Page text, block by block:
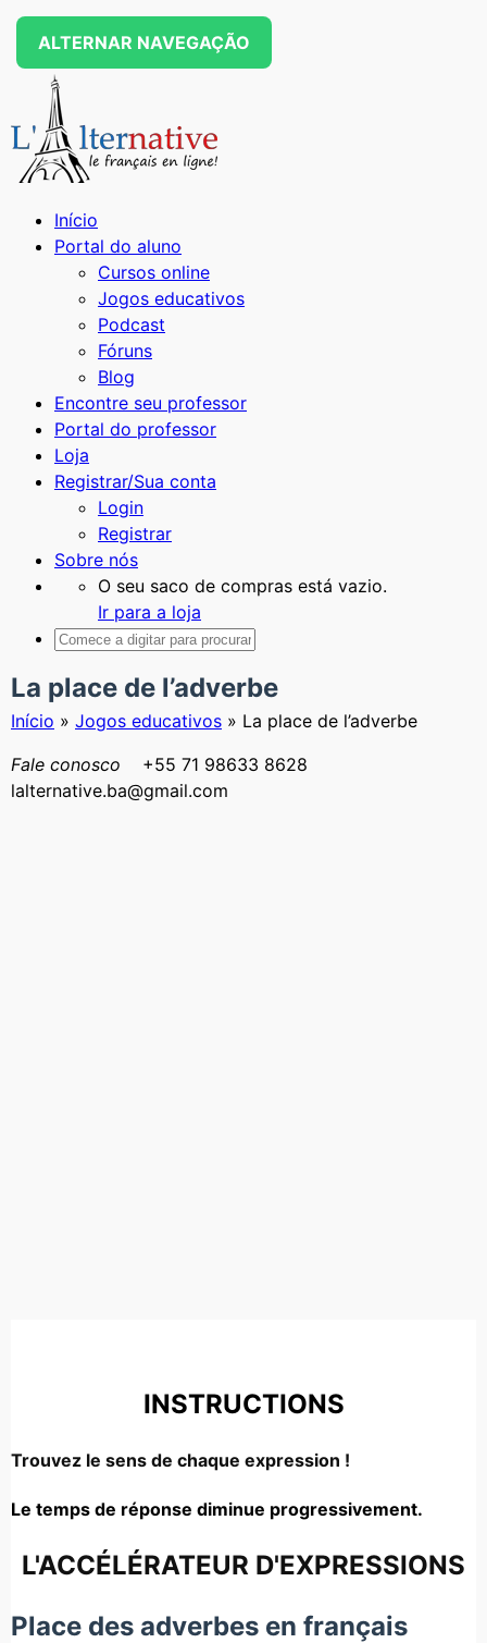
ALTERNAR NAVEGAÇÃO
Início
Portal do aluno
Cursos online
Jogos educativos
Podcast
Fóruns
Blog
Encontre seu professor
Portal do professor
Loja
Registrar/Sua conta
Login
Registrar
Sobre nós
O seu saco de compras está vazio.
Ir para a loja
La place de l’adverbe
Início » Jogos educativos » La place de l’adverbe
Fale conosco
+55 71 98633 8628
lalternative.ba@gmail.com
INSTRUCTIONS
Trouvez le sens de chaque expression !
Le temps de réponse diminue progressivement.
L'ACCÉLÉRATEUR D'EXPRESSIONS
Place des adverbes en français